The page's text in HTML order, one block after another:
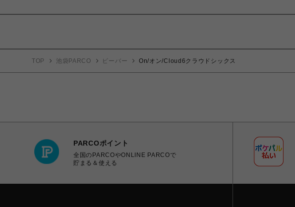
TOP 池袋PARCO ビーバー On/オン/Cloud6クラウドシックス
PARCOポイント
全国のPARCOやONLINE PARCOで
貯まる＆使える